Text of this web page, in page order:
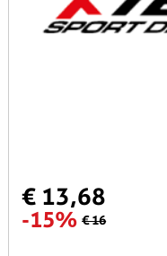
€ 13,68
-15% € 16